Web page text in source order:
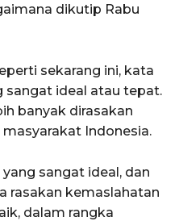
dikutip Rabu
sekarang ini, kata
sangat ideal atau tepat.
banyak dirasakan
Indonesia.
sangat ideal, dan
rasakan kemaslahatan
dalam rangka